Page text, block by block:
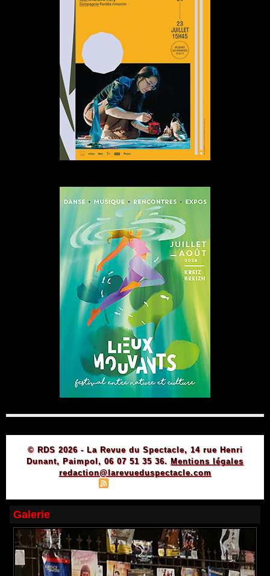
© RDS 2026 - La Revue du Spectacle, 14 rue Henri
Dunant, Paimpol, 06 07 51 35 36. Mentions légales
redaction@larevueduspectacle.com
Galerie